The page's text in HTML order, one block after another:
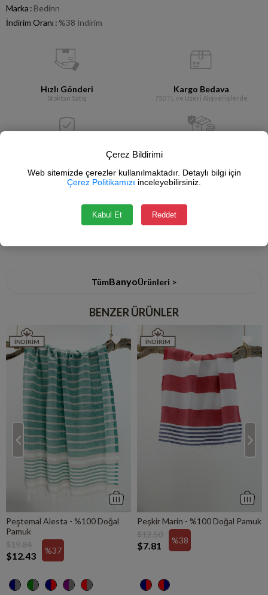
Marka : Bedinn
İndirim Oranı : %38 İndirim
Hızlı Gönderi
Stoktan Satış
Kargo Bedava
750 TL ve Üzeri Alışverişlerde
Koleksiyona Ekle
TümBanyoÜrünleri >
BENZER ÜRÜNLER
Peştemal Alesta - %100 Doğal
Pamuk
$12.43 %37
İNDIRIM
Peşkir Marin - %100 Doğal Pamuk
$7.81 %38
İNDIRIM
Çerez Bildirimi
Web sitemizde çerezler kullanılmaktadır. Detaylı bilgi için
Çerez Politikamızı inceleyebilirsiniz.
Kabul Et Reddet